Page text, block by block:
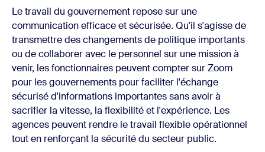
Le travail du gouvernement repose sur une
communication efficace et sécurisée. Qu'il s'agisse de
transmettre des changements de politique importants
ou de collaborer avec le personnel sur une mission à
venir, les fonctionnaires peuvent compter sur Zoom
pour les gouvernements pour faciliter l'échange
sécurisé d'informations importantes sans avoir à
sacrifier la vitesse, la flexibilité et l'expérience. Les
agences peuvent rendre le travail flexible opérationnel
tout en renforçant la sécurité du secteur public.